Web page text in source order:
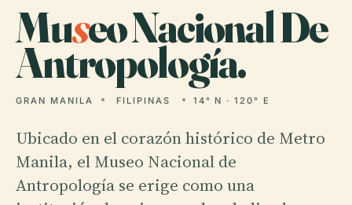
Museo Nacional De
Antropología.
GRAN MANILA FILIPINAS 14° N · 120° E
Ubicado en el corazón histórico de Metro
Manila, el Museo Nacional de
Antropología se erige como una